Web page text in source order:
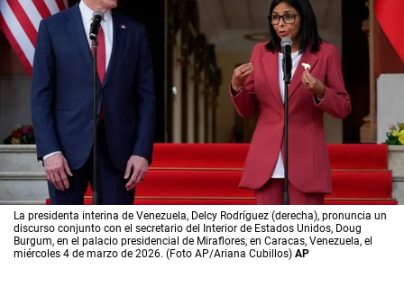
La presidenta interina de Venezuela, Delcy Rodríguez (derecha), pronuncia un
discurso conjunto con el secretario del Interior de Estados Unidos, Doug
Burgum, en el palacio presidencial de Miraflores, en Caracas, Venezuela, el
miércoles 4 de marzo de 2026. (Foto AP/Ariana Cubillos) AP